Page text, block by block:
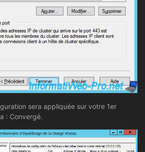
sera appliquée sur votre 1er
: Convergé.